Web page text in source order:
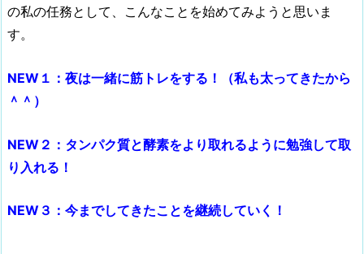
の私の任務として、こんなことを始めてみようと思いま
す。
NEW１：夜は一緒に筋トレをする！（私も太ってきたから
＾＾）
NEW２：タンパク質と酵素をより取れるように勉強して取
り入れる！
NEW３：今までしてきたことを継続していく！